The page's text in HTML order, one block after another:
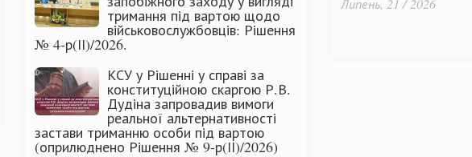
тримання під вартою щодо
військовослужбовців: Рішення
№ 4-р(ІІ)/2026.
КСУ у Рішенні у справі за
конституційною скаргою Р.В.
Дудіна запровадив вимоги
реальної альтернативності
застави триманню особи під вартою
(оприлюднено Рішення № 9-р(ІІ)/2026)
Липень, 21 / 2026